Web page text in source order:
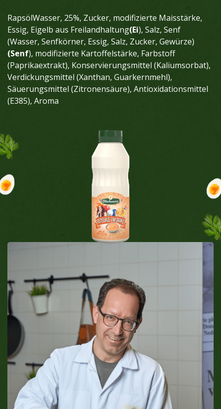
RapsölWasser, 25%, Zucker, modifizierte Maisstärke,
Essig, Eigelb aus Freilandhaltung(Ei), Salz, Senf
(Wasser, Senfkörner, Essig, Salz, Zucker, Gewürze)
(Senf), modifizierte Kartoffelstärke, Farbstoff
(Paprikaextrakt), Konservierungsmittel (Kaliumsorbat),
Verdickungsmittel (Xanthan, Guarkernmehl),
Säuerungsmittel (Zitronensäure), Antioxidationsmittel
(E385), Aroma